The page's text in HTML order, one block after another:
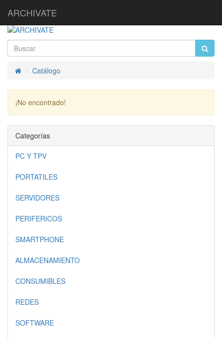
ARCHIVATE
InicioCatálogo
¡No encontrado!
Categorías
PC Y TPV
PORTATILES
SERVIDORES
PERIFERICOS
SMARTPHONE
ALMACENAMIENTO
CONSUMIBLES
REDES
SOFTWARE